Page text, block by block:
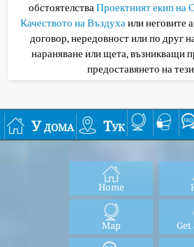
обстоятелстваПроектният екип на
Качеството на Въздухаили неговите
договор, нередовност или по друг
нараняване или щета, възникващи
предоставянето на
У дома Тук
Home
Map Get